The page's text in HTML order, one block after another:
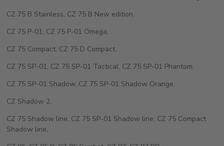
CZ 75 B Stainless, CZ 75 B New edition,
CZ 75 P-01, CZ 75 P-01 Omega,
CZ 75 Compact, CZ 75 D Compact,
CZ 75 SP-01, CZ 75 SP-01 Tactical, CZ 75 SP-01 Phantom,
CZ 75 SP-01 Shadow, CZ 75 SP-01 Shadow Orange,
CZ Shadow 2,
CZ 75 Shadow line, CZ 75 SP-01 Shadow line, CZ 75 Compact
Shadow line,